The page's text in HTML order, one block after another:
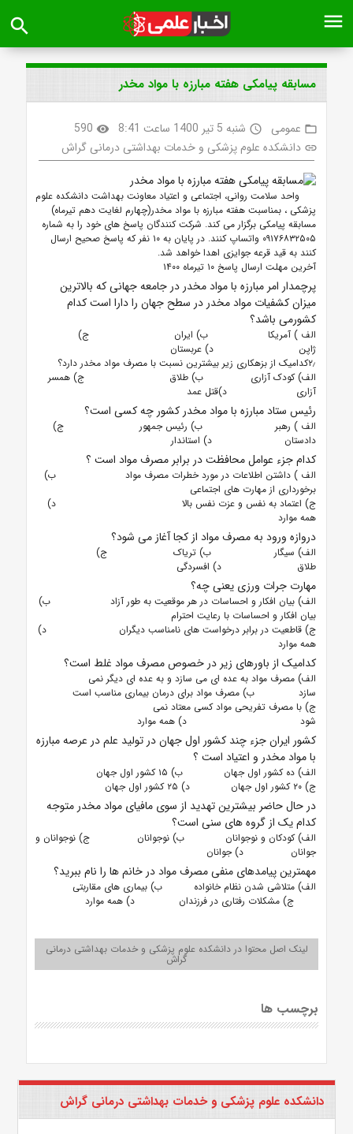
menu
search
مسابقه پیامکی هفته مبارزه با مواد مخدر
folder_open عمومی access_time شنبه 5 تیر 1400 ساعت 8:41 visibility
590
link دانشکده علوم پزشکی و خدمات بهداشتی درمانی گراش
واحد سلامت روانی، اجتماعی و اعتیاد معاونت بهداشت دانشکده علوم
پزشکی ، بمناسبت هفته مبارزه با مواد مخدر(چهارم لغایت دهم تیرماه)
مسابقه پیامکی برگزار می کند. شرکت کنندگان پاسخ های خود را به شماره
۰۹۱۷۶۸۳۲۵۰۵ واتساپ کنند. در پایان به ۱۰ نفر که پاسخ صحیح ارسال
کنند به قید قرعه جوایزی اهدا خواهد شد.
آخرین مهلت ارسال پاسخ ۱۰ تیرماه ۱۴۰۰
پرچمدار امر مبارزه با مواد مخدر در جامعه جهانی که بالاترین
میزان کشفیات مواد مخدر در سطح جهان را دارا است کدام
کشورمی باشد؟
الف ) آمریکا ب) ایران ج)
ژاپن د) عربستان
۲٫کدامیک از بزهکاری زیر بیشترین نسبت با مصرف مواد مخدر دارد؟
الف) کودک آزاری ب) طلاق ج) همسر
آزاری د)قتل عمد
رئیس ستاد مبارزه با مواد مخدر کشور چه کسی است؟
الف ) رهبر ب) رئیس جمهور ج)
دادستان د) استاندار
کدام جزء عوامل محافظت در برابر مصرف مواد است ؟
الف ) داشتن اطلاعات در مورد خطرات مصرف مواد ب)
برخورداری از مهارت های اجتماعی
ج) اعتماد به نفس و عزت نفس بالا د)
همه موارد
دروازه ورود به مصرف مواد از کجا آغاز می شود؟
الف) سیگار ب) تریاک ج)
طلاق د) افسردگی
مهارت جرات ورزی یعنی چه؟
الف) بیان افکار و احساسات در هر موقعیت به طور آزاد ب)
بیان افکار و احساسات با رعایت احترام
ج) قاطعیت در برابر درخواست های نامناسب دیگران د)
همه موارد
کدامیک از باورهای زیر در خصوص مصرف مواد غلط است؟
الف) مصرف مواد به عده ای می سازد و به عده ای دیگر نمی
سازد ب) مصرف مواد برای درمان بیماری مناسب است
ج) با مصرف تفریحی مواد کسی معتاد نمی
شود د) همه موارد
کشور ایران جزء چند کشور اول جهان در تولید علم در عرصه مبارزه
با مواد مخدر و اعتیاد است ؟
الف) ده کشور اول جهان ب) ۱۵ کشور اول جهان
ج) ۲۰ کشور اول جهان د) ۲۵ کشور اول جهان
در حال حاضر بیشترین تهدید از سوی مافیای مواد مخدر متوجه
کدام یک از گروه های سنی است؟
الف) کودکان و نوجوانان ب) نوجوانان ج) نوجوانان و
جوانان د) جوانان
مهمترین پیامدهای منفی مصرف مواد در خانم ها را نام ببرید؟
الف) متلاشی شدن نظام خانواده ب) بیماری های مقاربتی
ج) مشکلات رفتاری در فرزندان د) همه موارد
لینک اصل محتوا در دانشکده علوم پزشکی و خدمات بهداشتی درمانی
گراش
برچسب ها
دانشکده علوم پزشکی و خدمات بهداشتی درمانی گراش